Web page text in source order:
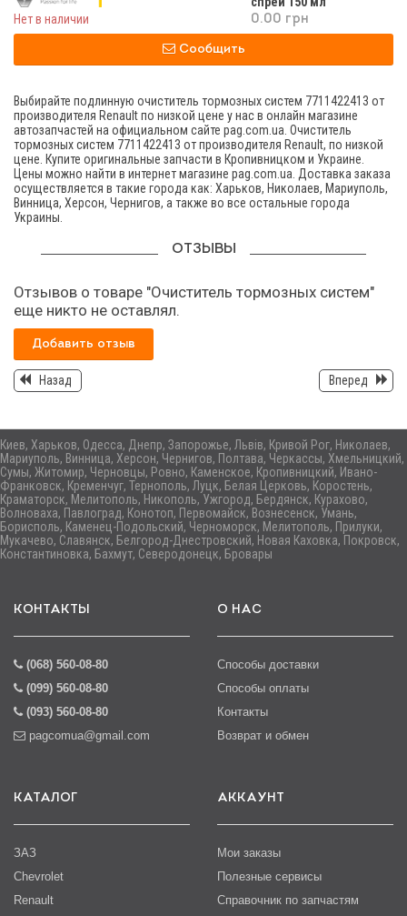
Нет в наличии
0.00 грн
Сообщить
Выбирайте подлинную очиститель тормозных систем 7711422413 от
производителя Renault по низкой цене у нас в онлайн магазине
автозапчастей на официальном сайте pag.com.ua. Очиститель
тормозных систем 7711422413 от производителя Renault, по низкой
цене. Купите оригинальные запчасти в Кропивницком и Украине.
Цены можно найти в интернет магазине pag.com.ua. Доставка заказа
осуществляется в такие города как: Харьков, Николаев, Мариуполь,
Винница, Херсон, Чернигов, а также во все остальные города
Украины.
ОТЗЫВЫ
Отзывов о товаре "Очиститель тормозных систем"
еще никто не оставлял.
Добавить отзыв
Назад Вперед
Киев, Харьков, Одесса, Днепр, Запорожье, Львів, Кривой Рог, Николаев,
Мариуполь, Винница, Херсон, Чернигов, Полтава, Черкассы, Хмельницкий,
Сумы, Житомир, Черновцы, Ровно, Каменское, Кропивницкий, Ивано-
Франковск, Кременчуг, Тернополь, Луцк, Белая Церковь, Коростень,
Краматорск, Мелитополь, Никополь, Ужгород, Бердянск, Курахово,
Волноваха, Павлоград, Конотоп, Первомайск, Вознесенск, Умань,
Борисполь, Каменец-Подольский, Черноморск, Мелитополь, Прилуки,
Мукачево, Славянск, Белгород-Днестровский, Новая Каховка, Покровск,
Константиновка, Бахмут, Северодонецк, Бровары
КОНТАКТЫ
(068) 560-08-80
(099) 560-08-80
(093) 560-08-80
pagcomua@gmail.com
О НАС
Способы доставки
Способы оплаты
Контакты
Возврат и обмен
КАТАЛОГ
ЗАЗ
Chevrolet
Renault
АККАУНТ
Мои заказы
Полезные сервисы
Справочник по запчастям